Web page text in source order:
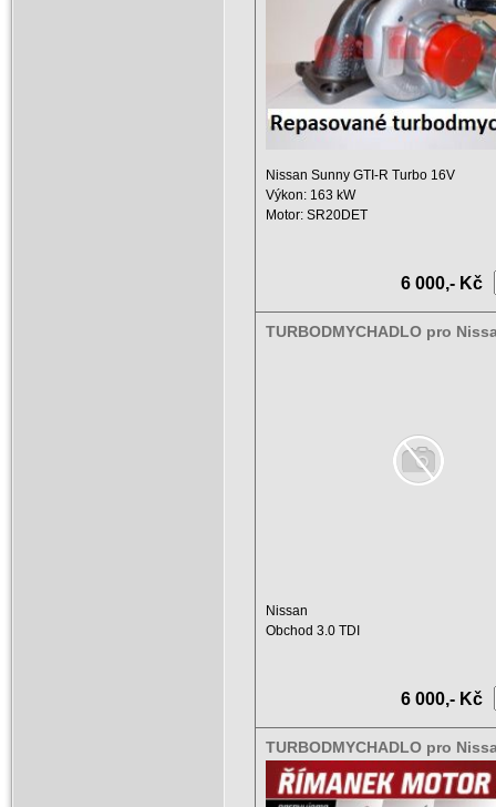
Nissan Sunny GTI-R Turbo 16V
Výkon: 163 kW
Motor: SR20DET
6 000,- Kč
TURBODMYCHADLO pro
Nissan
Obchod 3.0 TDI
6 000,- Kč
TURBODMYCHADLO pro
Qashqai 1.5 dCi 14411-00Q0F,
0070, 76KW